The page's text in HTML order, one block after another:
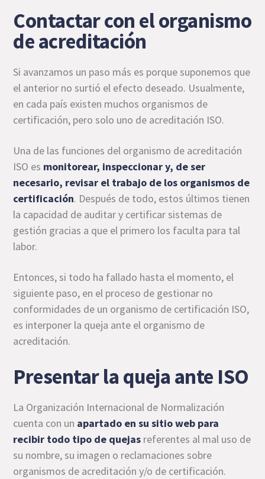
Contactar con el organismo
de acreditación
Si avanzamos un paso más es porque suponemos que
el anterior no surtió el efecto deseado. Usualmente,
en cada país existen muchos organismos de
certificación, pero solo uno de acreditación ISO.
Una de las funciones del organismo de acreditación
ISO es monitorear, inspeccionar y, de ser
necesario, revisar el trabajo de los organismos de
certificación. Después de todo, estos últimos tienen
la capacidad de auditar y certificar sistemas de
gestión gracias a que el primero los faculta para tal
labor.
Entonces, si todo ha fallado hasta el momento, el
siguiente paso, en el proceso de gestionar no
conformidades de un organismo de certificación ISO,
es interponer la queja ante el organismo de
acreditación.
Presentar la queja ante ISO
La Organización Internacional de Normalización
cuenta con un apartado en su sitio web para
recibir todo tipo de quejas referentes al mal uso de
su nombre, su imagen o reclamaciones sobre
organismos de acreditación y/o de certificación.